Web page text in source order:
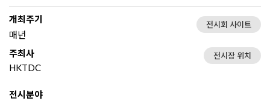
개최주기
매년
전시회 사이트
주최사
HKTDC
전시장 위치
전시분야